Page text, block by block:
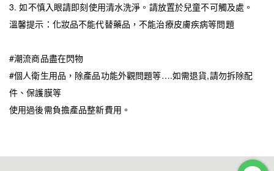
3. 如不慎入眼請即刻使用清水洗淨。請放置於兒童不可觸及處。
溫馨提示：化妝品不能代替藥品，不能治療皮膚疾病等問題
#潮流商品盡在閃物
#個人衛生用品，除產品功能外觀問題等….如需退貨,請勿拆除配
件、保護膜等
使用過後需負擔產品整新費用。